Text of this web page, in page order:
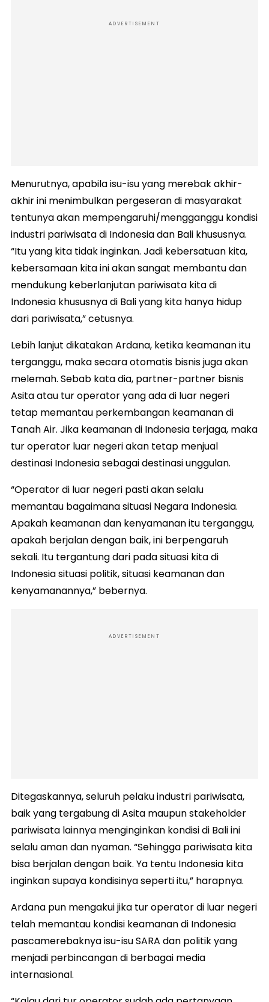
ADVERTISEMENT
Menurutnya, apabila isu-isu yang merebak akhir-
akhir ini menimbulkan pergeseran di masyarakat
tentunya akan mempengaruhi/mengganggu kondisi
industri pariwisata di Indonesia dan Bali khususnya.
“Itu yang kita tidak inginkan. Jadi kebersatuan kita,
kebersamaan kita ini akan sangat membantu dan
mendukung keberlanjutan pariwisata kita di
Indonesia khususnya di Bali yang kita hanya hidup
dari pariwisata,” cetusnya.
Lebih lanjut dikatakan Ardana, ketika keamanan itu
terganggu, maka secara otomatis bisnis juga akan
melemah. Sebab kata dia, partner-partner bisnis
Asita atau tur operator yang ada di luar negeri
tetap memantau perkembangan keamanan di
Tanah Air. Jika keamanan di Indonesia terjaga, maka
tur operator luar negeri akan tetap menjual
destinasi Indonesia sebagai destinasi unggulan.
“Operator di luar negeri pasti akan selalu
memantau bagaimana situasi Negara Indonesia.
Apakah keamanan dan kenyamanan itu terganggu,
apakah berjalan dengan baik, ini berpengaruh
sekali. Itu tergantung dari pada situasi kita di
Indonesia situasi politik, situasi keamanan dan
kenyamanannya,” bebernya.
ADVERTISEMENT
Ditegaskannya, seluruh pelaku industri pariwisata,
baik yang tergabung di Asita maupun stakeholder
pariwisata lainnya menginginkan kondisi di Bali ini
selalu aman dan nyaman. “Sehingga pariwisata kita
bisa berjalan dengan baik. Ya tentu Indonesia kita
inginkan supaya kondisinya seperti itu,” harapnya.
Ardana pun mengakui jika tur operator di luar negeri
telah memantau kondisi keamanan di Indonesia
pascamerebaknya isu-isu SARA dan politik yang
menjadi perbincangan di berbagai media
internasional.